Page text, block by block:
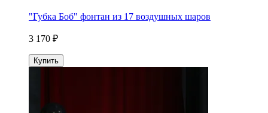
"Губка Боб" фонтан из 17 воздушных шаров
3 170 ₽
Купить